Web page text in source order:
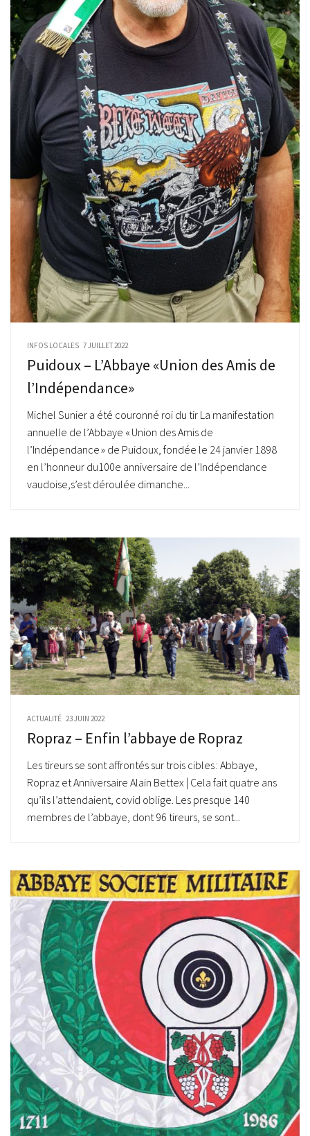
INFOS LOCALES 7 JUILLET 2022
Puidoux – L’Abbaye «Union des Amis de
l’Indépendance»
Michel Sunier a été couronné roi du tir La manifestation
annuelle de l’Abbaye « Union des Amis de
l’Indépendance » de Puidoux, fondée le 24 janvier 1898
en l’honneur du100e anniversaire de l’Indépendance
vaudoise,s’est déroulée dimanche...
ACTUALITÉ 23 JUIN 2022
Ropraz – Enfin l’abbaye de Ropraz
Les tireurs se sont affrontés sur trois cibles : Abbaye,
Ropraz et Anniversaire Alain Bettex | Cela fait quatre ans
qu’ils l’attendaient, covid oblige. Les presque 140
membres de l’abbaye, dont 96 tireurs, se sont...